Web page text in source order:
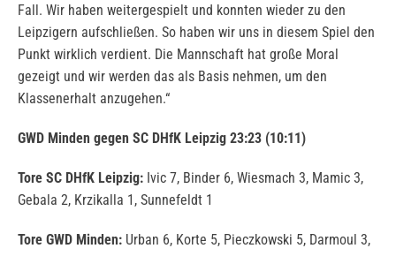
Fall. Wir haben weitergespielt und konnten wieder zu den
Leipzigern aufschließen. So haben wir uns in diesem Spiel den
Punkt wirklich verdient. Die Mannschaft hat große Moral
gezeigt und wir werden das als Basis nehmen, um den
Klassenerhalt anzugehen.“
GWD Minden gegen SC DHfK Leipzig 23:23 (10:11)
Tore SC DHfK Leipzig: Ivic 7, Binder 6, Wiesmach 3, Mamic 3,
Gebala 2, Krzikalla 1, Sunnefeldt 1
Tore GWD Minden: Urban 6, Korte 5, Pieczkowski 5, Darmoul 3,